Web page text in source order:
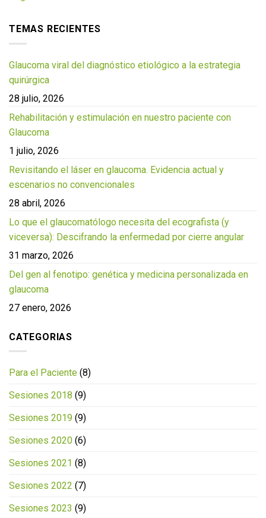
TEMAS RECIENTES
Glaucoma viral del diagnóstico etiológico a la estrategia
quirúrgica
28 julio, 2026
Rehabilitación y estimulación en nuestro paciente con
Glaucoma
1 julio, 2026
Revisitando el láser en glaucoma. Evidencia actual y
escenarios no convencionales
28 abril, 2026
Lo que el glaucomatólogo necesita del ecografista (y
viceversa): Descifrando la enfermedad por cierre angular
31 marzo, 2026
Del gen al fenotipo: genética y medicina personalizada en
glaucoma
27 enero, 2026
CATEGORIAS
Para el Paciente (8)
Sesiones 2018 (9)
Sesiones 2019 (9)
Sesiones 2020 (6)
Sesiones 2021 (8)
Sesiones 2022 (7)
Sesiones 2023 (9)